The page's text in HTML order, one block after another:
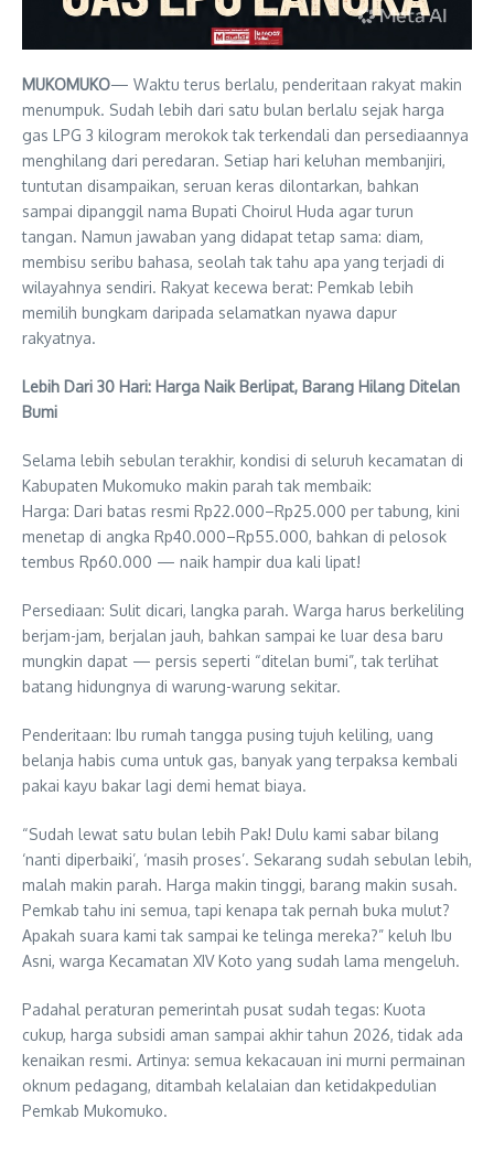
MUKOMUKO— Waktu terus berlalu, penderitaan rakyat makin
menumpuk. Sudah lebih dari satu bulan berlalu sejak harga
gas LPG 3 kilogram merokok tak terkendali dan persediaannya
menghilang dari peredaran. Setiap hari keluhan membanjiri,
tuntutan disampaikan, seruan keras dilontarkan, bahkan
sampai dipanggil nama Bupati Choirul Huda agar turun
tangan. Namun jawaban yang didapat tetap sama: diam,
membisu seribu bahasa, seolah tak tahu apa yang terjadi di
wilayahnya sendiri. Rakyat kecewa berat: Pemkab lebih
memilih bungkam daripada selamatkan nyawa dapur
rakyatnya.
Lebih Dari 30 Hari: Harga Naik Berlipat, Barang Hilang Ditelan
Bumi
Selama lebih sebulan terakhir, kondisi di seluruh kecamatan di
Kabupaten Mukomuko makin parah tak membaik:
Harga: Dari batas resmi Rp22.000–Rp25.000 per tabung, kini
menetap di angka Rp40.000–Rp55.000, bahkan di pelosok
tembus Rp60.000 — naik hampir dua kali lipat!
Persediaan: Sulit dicari, langka parah. Warga harus berkeliling
berjam-jam, berjalan jauh, bahkan sampai ke luar desa baru
mungkin dapat — persis seperti “ditelan bumi”, tak terlihat
batang hidungnya di warung-warung sekitar.
Penderitaan: Ibu rumah tangga pusing tujuh keliling, uang
belanja habis cuma untuk gas, banyak yang terpaksa kembali
pakai kayu bakar lagi demi hemat biaya.
“Sudah lewat satu bulan lebih Pak! Dulu kami sabar bilang
‘nanti diperbaiki’, ‘masih proses’. Sekarang sudah sebulan lebih,
malah makin parah. Harga makin tinggi, barang makin susah.
Pemkab tahu ini semua, tapi kenapa tak pernah buka mulut?
Apakah suara kami tak sampai ke telinga mereka?” keluh Ibu
Asni, warga Kecamatan XIV Koto yang sudah lama mengeluh.
Padahal peraturan pemerintah pusat sudah tegas: Kuota
cukup, harga subsidi aman sampai akhir tahun 2026, tidak ada
kenaikan resmi. Artinya: semua kekacauan ini murni permainan
oknum pedagang, ditambah kelalaian dan ketidakpedulian
Pemkab Mukomuko.